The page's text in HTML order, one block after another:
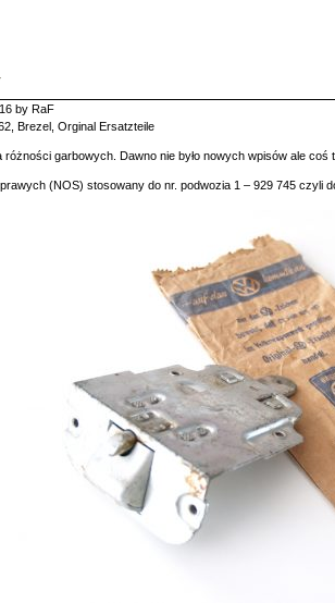
by RaF
Brezel Orginal Ersatzteile
różności garbowych. Dawno nie było nowych wpisów ale coś
(NOS) stosowany do nr. podwozia 1 – 929 745 czyli